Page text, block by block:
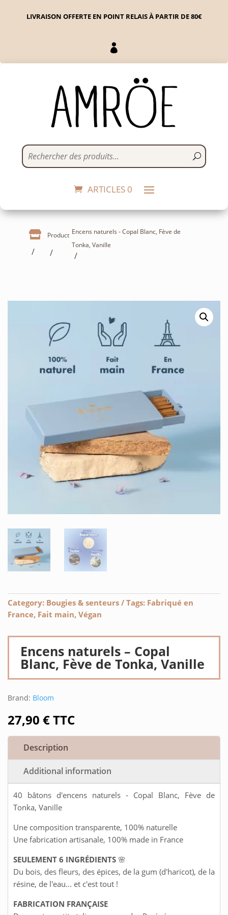
LIVRAISON OFFERTE EN POINT RELAIS À PARTIR DE 80€

ARTICLES 0
 Product Encens naturels - Copal Blanc, Fève de
Tonka, Vanille
Category: Bougies & senteurs Tags: Fabriqué en
France, Fait main, Végan
Encens naturels – Copal
Blanc, Fève de Tonka, Vanille
Brand: Bloom
27,90 €TTC
Description
Additional information
40 bâtons d'encens naturels - Copal Blanc, Fève de
Tonka, Vanille
Une composition transparente, 100% naturelle
Une fabrication artisanale, 100% made in France
SEULEMENT 6 INGRÉDIENTS 🌸
Du bois, des fleurs, des épices, de la gum (d'haricot), de la
résine, de l'eau... et c'est tout !
FABRICATION FRANÇAISE